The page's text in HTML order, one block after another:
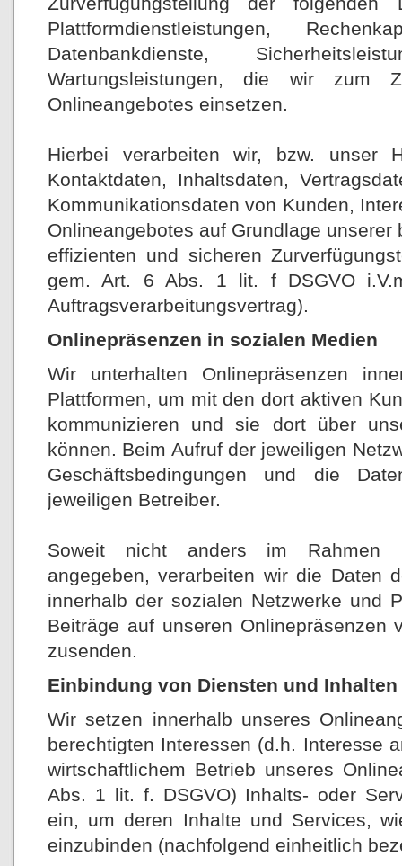
Plattformdienstleistungen,
Datenbankdienste,
Wartungsleistungen, die wir zum
Onlineangebotes einsetzen.
Hierbei verarbeiten wir, bzw. unser
Kontaktdaten, Inhaltsdaten,
Kommunikationsdaten von Kunden,
Onlineangebotes auf Grundlage
effizienten und sicheren
gem. Art. 6 Abs. 1 lit. f DSGVO
Auftragsverarbeitungsvertrag).
Onlinepräsenzen in sozialen Medien
Wir unterhalten Onlinepräsenzen
Plattformen, um mit den dort aktiven
kommunizieren und sie dort über
können. Beim Aufruf der jeweiligen
Geschäftsbedingungen und die
jeweiligen Betreiber.
Soweit nicht anders im Rahmen
angegeben, verarbeiten wir die Daten
innerhalb der sozialen Netzwerke und
Beiträge auf unseren Onlinepräsenzen
zusenden.
Einbindung von Diensten und
Wir setzen innerhalb unseres
berechtigten Interessen (d.h. Interesse
wirtschaftlichem Betrieb unseres
Abs. 1 lit. f. DSGVO) Inhalts- oder
ein, um deren Inhalte und Services,
einzubinden (nachfolgend einheitlich